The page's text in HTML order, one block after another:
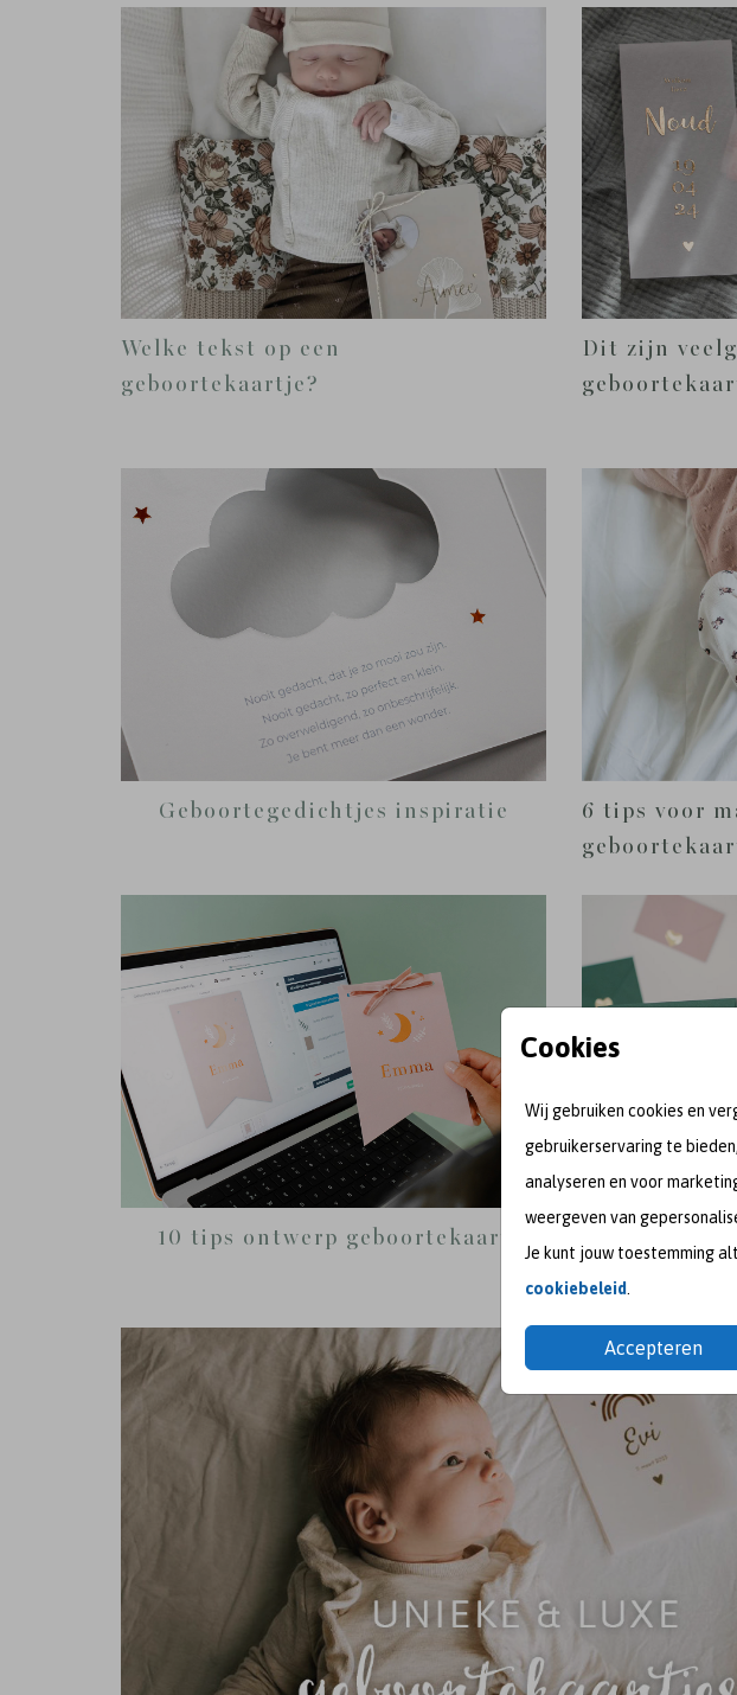
Cookies
Wij gebruiken cookies en
gebruikerservaring te
analyseren en voor
weergeven van
Je kunt jouw toestemming
cookiebeleid
Accepteren
Welke tekst op een
geboortekaartje?
Dit zijn
Geboortegedichtjes inspiratie
6 tips voor
10 tips ontwerp geboortekaart